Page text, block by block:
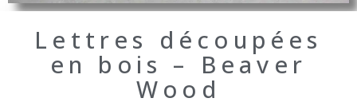
Lettres découpées
en bois – Beaver
Wood